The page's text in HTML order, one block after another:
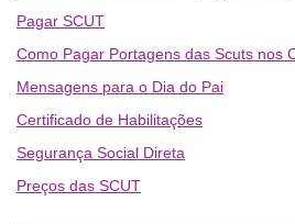
Pagar SCUT
Como Pagar Portagens das Scuts nos
Mensagens para o Dia do Pai
Certificado de Habilitações
Segurança Social Direta
Preços das SCUT